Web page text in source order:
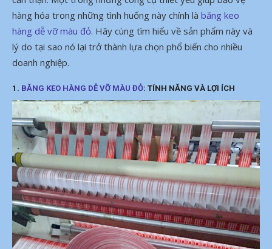
hàng hóa trong những tình huống này chính là băng keo
hàng dễ vỡ màu đỏ. Hãy cùng tìm hiểu về sản phẩm này và
lý do tại sao nó lại trở thành lựa chọn phổ biến cho nhiều
doanh nghiệp.
1. BĂNG KEO HÀNG DỄ VỠ MÀU ĐỎ: TÍNH NĂNG VÀ LỢI ÍCH